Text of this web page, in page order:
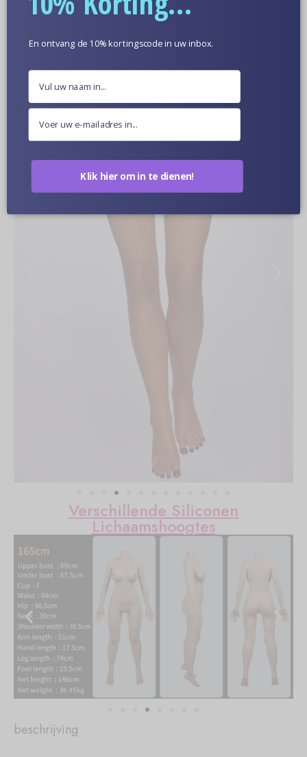
Poppen Van Dichtbij
Verschillende Siliconen
Lichaamshoogtes
beschrijving
En ontvang de 10% kortingscode in uw inbox.
Klik hier om in te dienen!